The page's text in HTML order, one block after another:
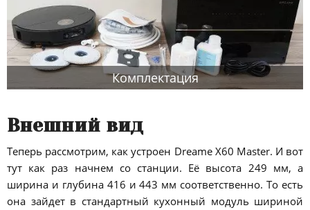
Комплектация
Внешний вид
Теперь рассмотрим, как устроен Dreame X60 Master. И вот
тут как раз начнем со станции. Её высота 249 мм, а
ширина и глубина 416 и 443 мм соответственно. То есть
она зайдет в стандартный кухонный модуль шириной